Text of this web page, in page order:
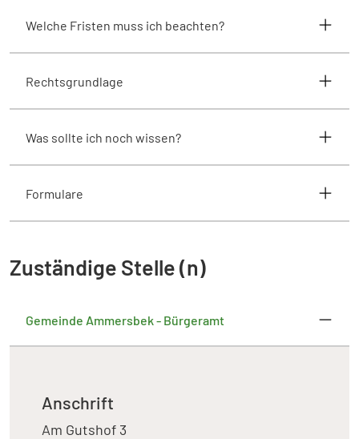
Welche Fristen muss ich beachten?
Rechtsgrundlage
Was sollte ich noch wissen?
Formulare
Zuständige Stelle (n)
Gemeinde Ammersbek - Bürgeramt
Anschrift
Am Gutshof 3